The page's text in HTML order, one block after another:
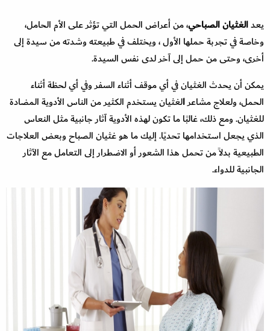
يعدالغثيان الصباحي، من أعراض الحمل التي تؤثر على الأم الحامل،
وخاصة في تجربة حملها الأول ، ويختلف في طبيعته وشدته من سيدة إلى
أخرى، وحتى من حمل إلى آخر لدى نفس السيدة.
يمكن أن يحدثالغثيان في أي موقف أثناء السفر وفي أي لحظة أثناء
الحمل، ولعلاج مشاعرالغثيان يستخدم الكثير من الناس الأدوية المضادة
للغثيان. ومع ذلك، غالبًا ما تكون لهذه الأدوية آثار جانبية مثل النعاس
الذي يجعل استخدامها تحديًا. إليك ما هو غثيان الصباح وبعض العلاجات
الطبيعية بدلاً من تحمل هذا الشعور أو الاضطرار إلى التعامل مع الآثار
الجانبية للدواء.